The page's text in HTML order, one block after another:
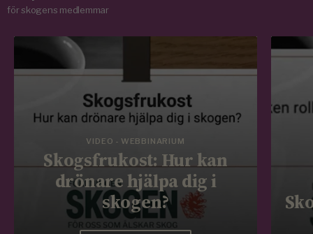
för skogens medlemmar
VIDEO - WEBBINARIUM
Skogsfrukost: Hur kan
drönare hjälpa dig i
skogen?